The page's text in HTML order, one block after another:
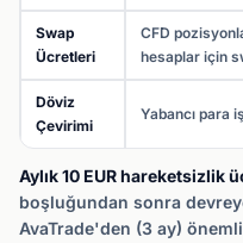
Swap
Ücretleri
CFD
hesaplar için
Döviz
Çevirimi
Yabancı para
Aylık 10 EUR hareketsizlik
boşluğundan sonra
AvaTrade'den (3 ay)